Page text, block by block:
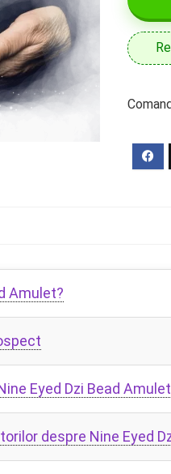
Amulet?
Eyed Dzi Bead
despre Nine Eyed